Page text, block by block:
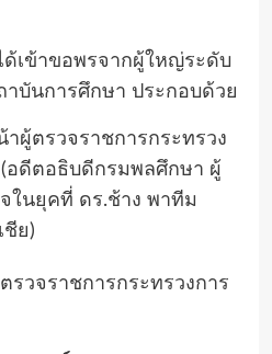
เข้าขอพรจากผู้ใหญ่ระดับ
าบันการศึกษา ประกอบด้วย
าผู้ตรวจราชการกระทรวง
อดีตอธิบดีกรมพลศึกษา ผู้
ในยุคที่ ดร.ช้าง พาทีม
ชีย)
รวจราชการกระทรวงการ